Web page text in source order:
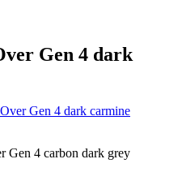
Gen 4 dark
Gen 4 dark carmine